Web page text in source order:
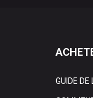
GUIDE DE